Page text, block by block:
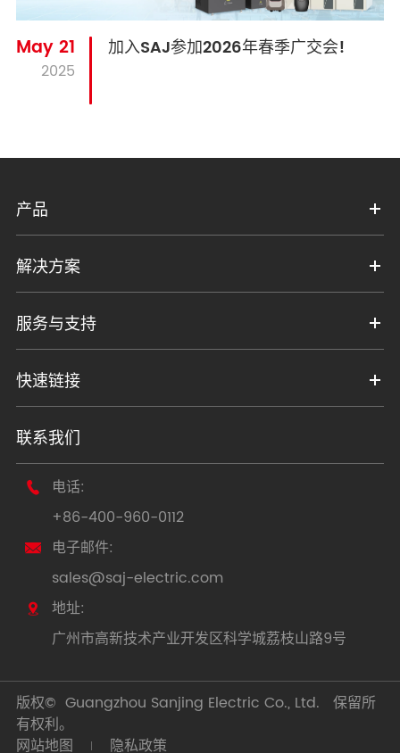
May 21
2025
加入SAJ参加2026年春季广交会!
产品
解决方案
服务与支持
快速链接
联系我们

电话:
+86-400-960-0112

电子邮件:
sales@saj-electric.com

地址:
广州市高新技术产业开发区科学城荔枝山路9号
版权© Guangzhou Sanjing Electric Co., Ltd.
保留所
有权利。
网站地图
隐私政策